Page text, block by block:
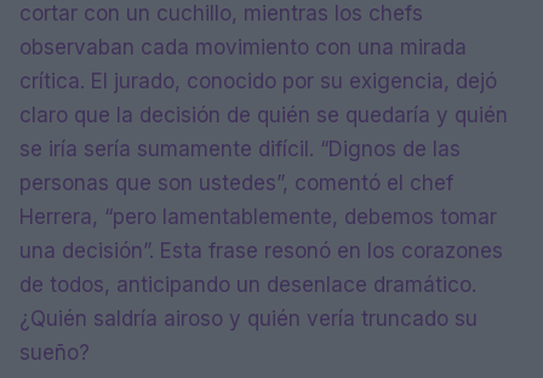
cortar con un cuchillo, mientras los chefs
observaban cada movimiento con una mirada
crítica. El jurado, conocido por su exigencia, dejó
claro que la decisión de quién se quedaría y quién
se iría sería sumamente difícil. “Dignos de las
personas que son ustedes”, comentó el chef
Herrera, “pero lamentablemente, debemos tomar
una decisión”. Esta frase resonó en los corazones
de todos, anticipando un desenlace dramático.
¿Quién saldría airoso y quién vería truncado su
sueño?